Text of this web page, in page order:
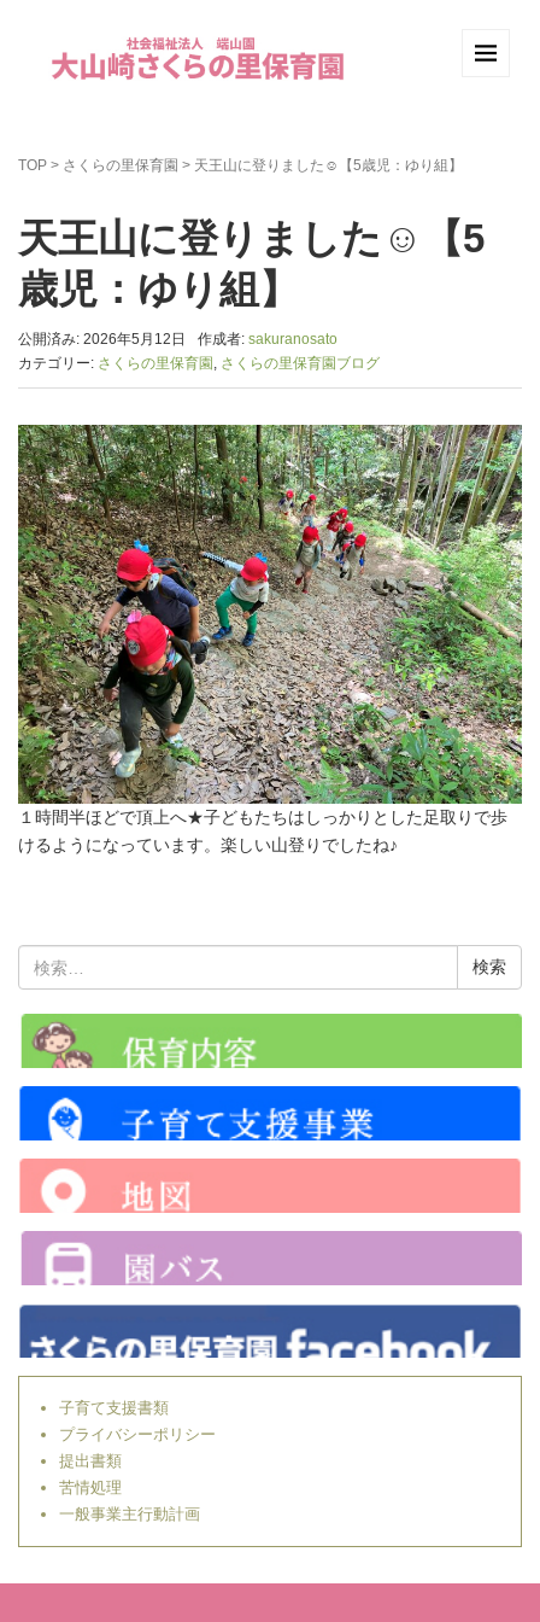
TOP > さくらの里保育園 > 天王山に登りました☺【5歳児：ゆり組】
天王山に登りました☺【5
歳児：ゆり組】
公開済み: 2026年5月12日 作成者: sakuranosato
カテゴリー: さくらの里保育園 , さくらの里保育園ブログ
１時間半ほどで頂上へ★子どもたちはしっかりとした足取りで歩
けるようになっています。楽しい山登りでしたね♪
索:
子育て支援書類
プライバシーポリシー
提出書類
苦情処理
一般事業主行動計画